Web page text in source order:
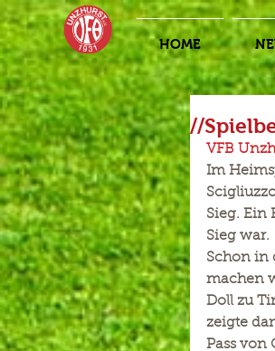
HOME
//
VFB
Im
Sieg. Ein
Sieg war.
Schon in
machen
Doll zu
zeigte
Pass von